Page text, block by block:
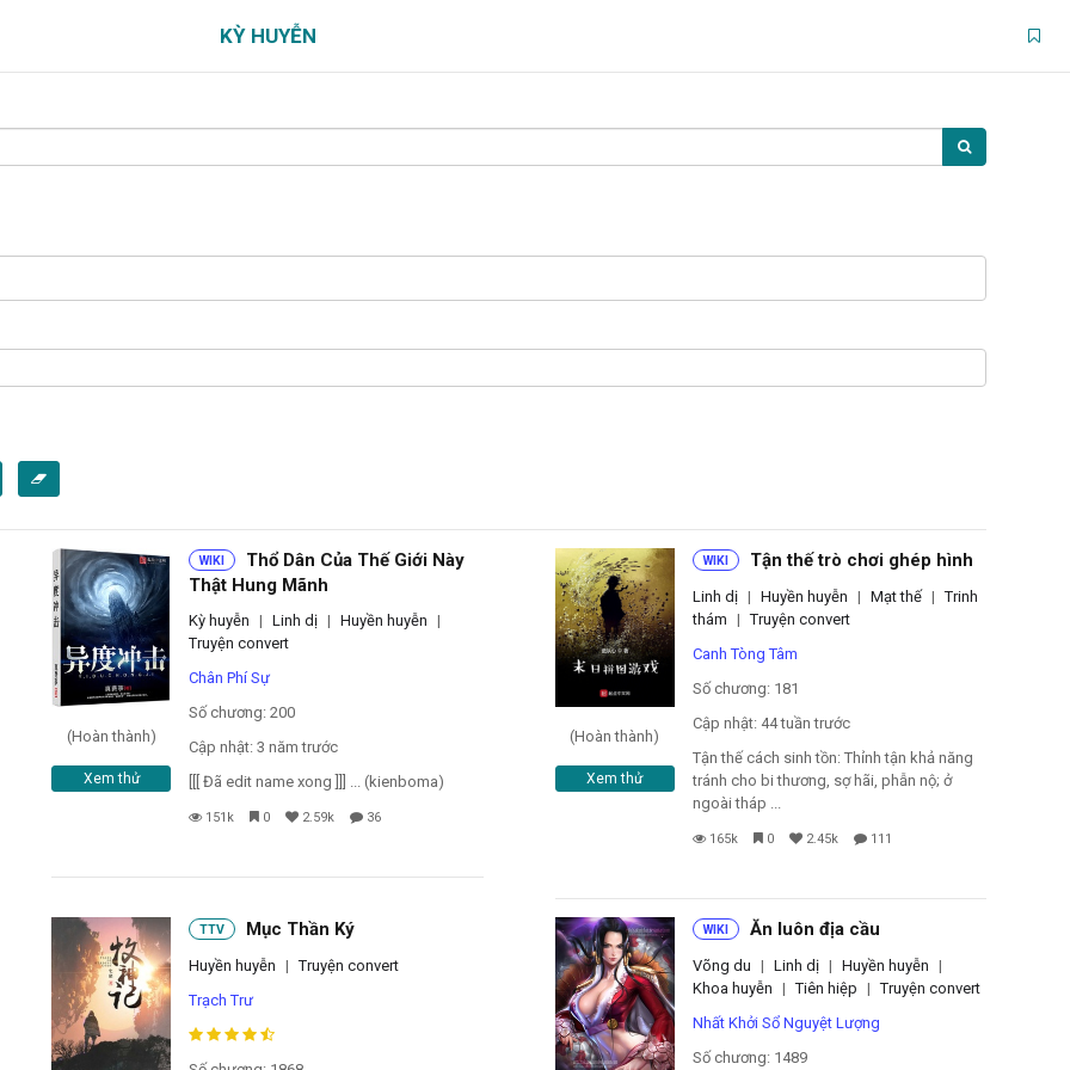
KỲ HUYỄN
(Hoàn thành)
Xem thử
WIKI
Thổ Dân Của Thế Giới Này
Thật Hung Mãnh
Kỳ huyễn | Linh dị | Huyền huyễn
|
Truyện convert
Chân Phí Sự
Số chương: 200
Cập nhật: 3 năm trước
[[[ Đã edit name xong ]]] ... (kienboma)
151k 0 2.59k 36
(Hoàn thành)
Xem thử
WIKI Tận thế trò chơi ghép hình
Linh dị | Huyền huyễn | Mạt thế | Trinh
thám | Truyện convert
Canh Tòng Tâm
Số chương: 181
Cập nhật: 44 tuần trước
Tận thế cách sinh tồn: Thỉnh tận khả năng
tránh cho bi thương, sợ hãi, phẫn nộ; ở
ngoài tháp ...
165k 0 2.45k 111
TTV Mục Thần Ký
Huyền huyễn |
Truyện convert
Trạch Trư
WIKI Ăn luôn địa cầu
Võng du | Linh dị | Huyền huyễn |
Khoa huyễn | Tiên hiệp | Truyện convert
Nhất Khởi Sổ Nguyệt Lượng
Số chương: 1489